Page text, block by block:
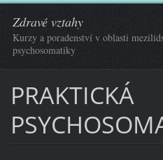
Zdravé vztahy
Kurzy a poradenství v oblasti
psychosomatiky
PRAKTICKÁ